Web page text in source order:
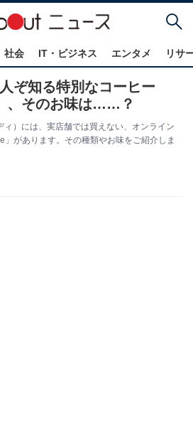
社会 IT・ビジネス エンタメ リサ
ぞ知る特別なコーヒー
、そのお味は……？
ィ）には、実店舗では買えない、オンライン
」があります。その種類やお味をご紹介しま